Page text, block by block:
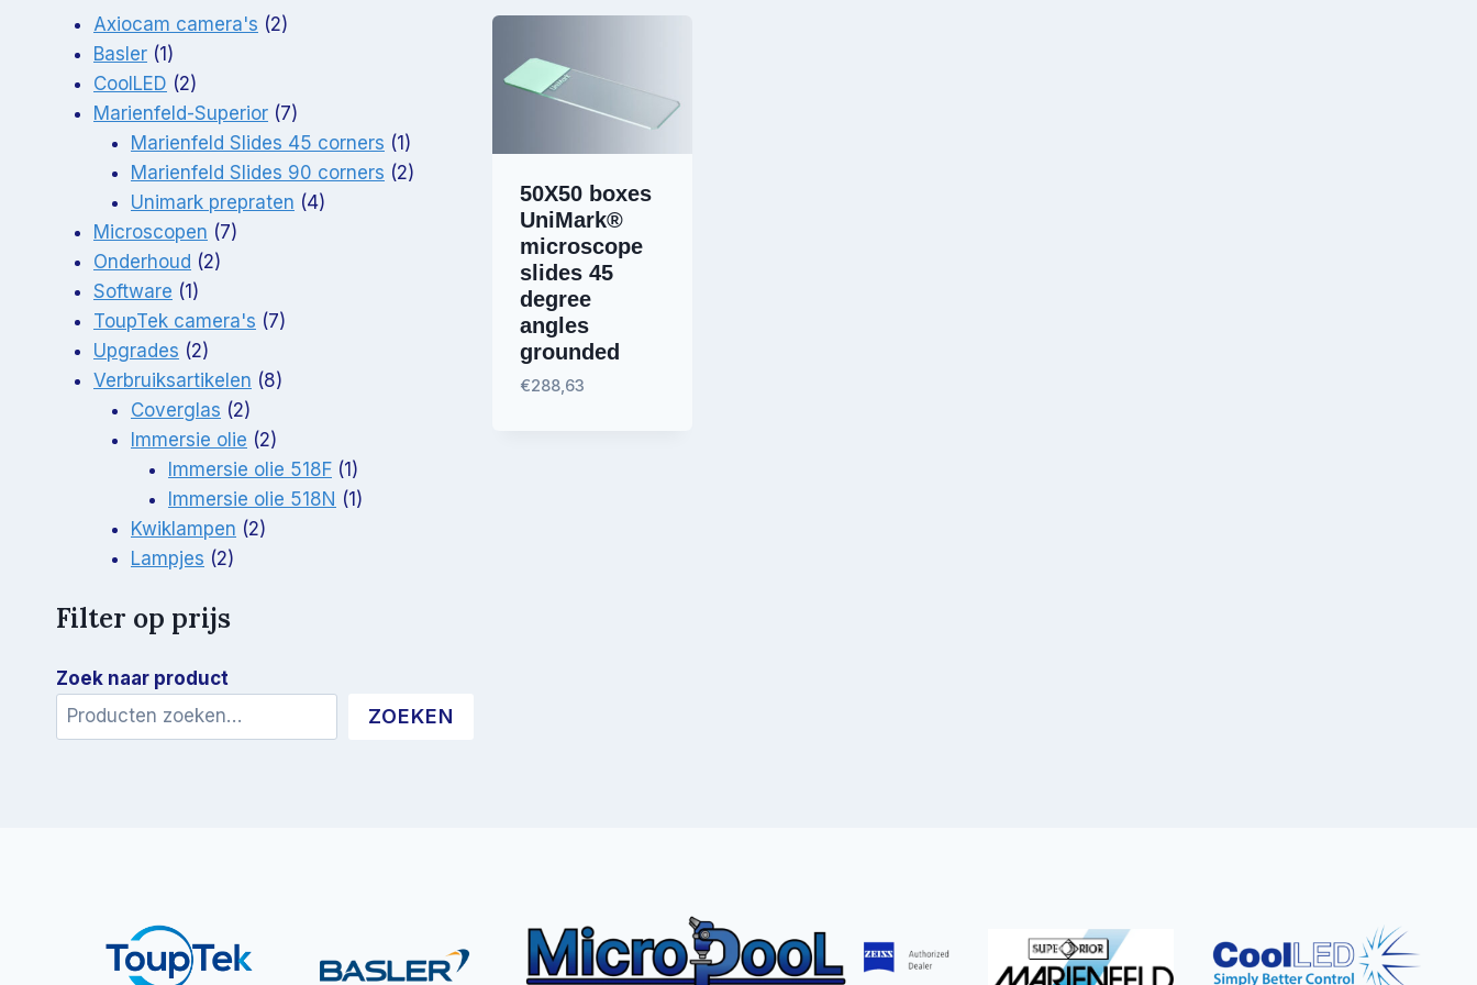
50X50 boxes
UniMark®
microscope
slides 45
degree
angles
grounded
€288,63
Axiocam camera's 22
Basler 11
product
CoolLED 22
producten
Marienfeld-Superior 77
producten
Marienfeld Slides 45 corners 11
product
Marienfeld Slides 90 corners 22
Unimark prepraten 44
Microscopen 77
Onderhoud 22
Software 11
product
ToupTek camera's 77
Upgrades 22
producten
Verbruiksartikelen 88
Coverglas 22
producten
Immersie olie 22
producten
Immersie olie 518F 11
product
Immersie olie 518N 11
Kwiklampen 22
Lampjes 22
Filter op prijs
Zoek naar product
ZOEKEN